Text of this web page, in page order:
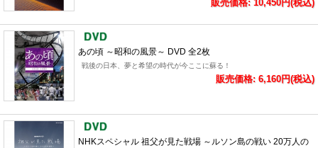
販売価格: 10,450円(税込)
あの頃 ～昭和の風景～ DVD 全2枚
戦後の日本、夢と希望の時代が今ここに蘇る！
販売価格: 6,160円(税込)
NHKスペシャル 祖父が見た戦場 ～ルソン島の戦い 20万人の